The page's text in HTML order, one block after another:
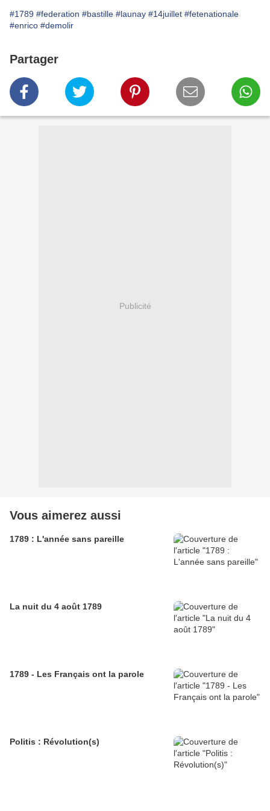
#1789 #federation #bastille #launay #14juillet #fetenationale
#enrico #demolir
Partager
Publicité
Vous aimerez aussi
1789 : L'année sans pareille
La nuit du 4 août 1789
1789 - Les Français ont la parole
Politis : Révolution(s)